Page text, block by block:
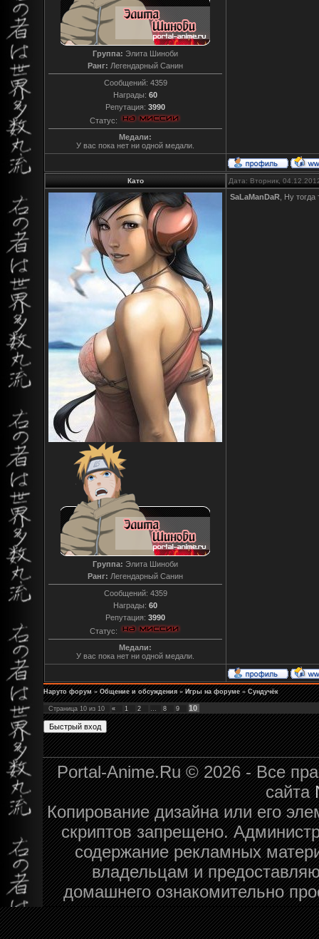
Группа: Элита Шиноби
Ранг: Легендарный Санин
Сообщений: 4359
Награды: 60
Репутация: 3990
Статус:
Медали:
У вас пока нет ни одной медали.
Като Дата: Вторник,
Группа: Элита Шиноби
Ранг: Легендарный Санин
Сообщений: 4359
Награды: 60
Репутация: 3990
Статус:
Медали:
У вас пока нет ни одной медали.
SaLaManDaR , Ну
Наруто форум » Общение и обсуждения » Игры на форуме » Сундучёк
Страница 10 из 10 « 1 2 8 9 10
Portal-Anime.Ru © 2026 - Все
сайта
Копирование дизайна или его
скриптов запрещено.
содержание рекламных
владельцам и
домашнего ознакомительно